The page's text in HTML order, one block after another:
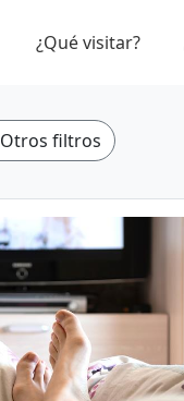
¿Qué visitar?
Otros filtros